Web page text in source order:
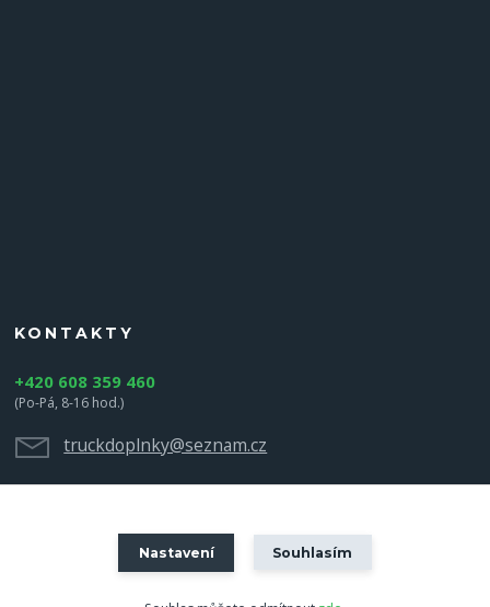
KONTAKTY
+420 608 359 460
(Po-Pá, 8-16 hod.)
truckdoplnky@seznam.cz
Nastavení Souhlasím